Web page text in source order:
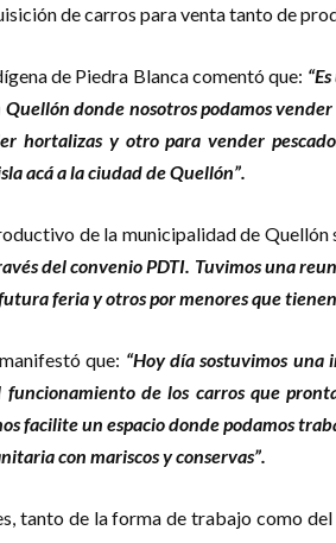
de carros para venta tanto de
de Piedra Blanca comentó que:
donde nosotros podamos
hortalizas y otro para vender
acá a la ciudad de Quellón”.
de la municipalidad de Quellón
del convenio PDTI. Tuvimos una
feria y otros por menores que
que: “Hoy día sostuvimos
funcionamiento de los carros que
facilite un espacio donde podamos
con mariscos y conservas”.
tanto de la forma de trabajo como